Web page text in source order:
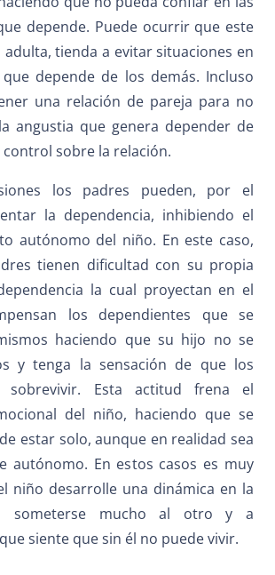
depende. Puede ocurrir que este
adulta, tienda a evitar situaciones en
depende de los demás. Incluso
una relación de pareja para no
angustia que genera depender de
sobre la relación.
los padres pueden, por el
la dependencia, inhibiendo el
autónomo del niño. En este caso,
tienen dificultad con su propia
la cual proyectan en el
los dependientes que se
haciendo que su hijo no se
y tenga la sensación de que los
sobrevivir. Esta actitud frena el
del niño, haciendo que se
estar solo, aunque en realidad sea
autónomo. En estos casos es muy
niño desarrolle una dinámica en la
someterse mucho al otro y a
siente que sin él no puede vivir.